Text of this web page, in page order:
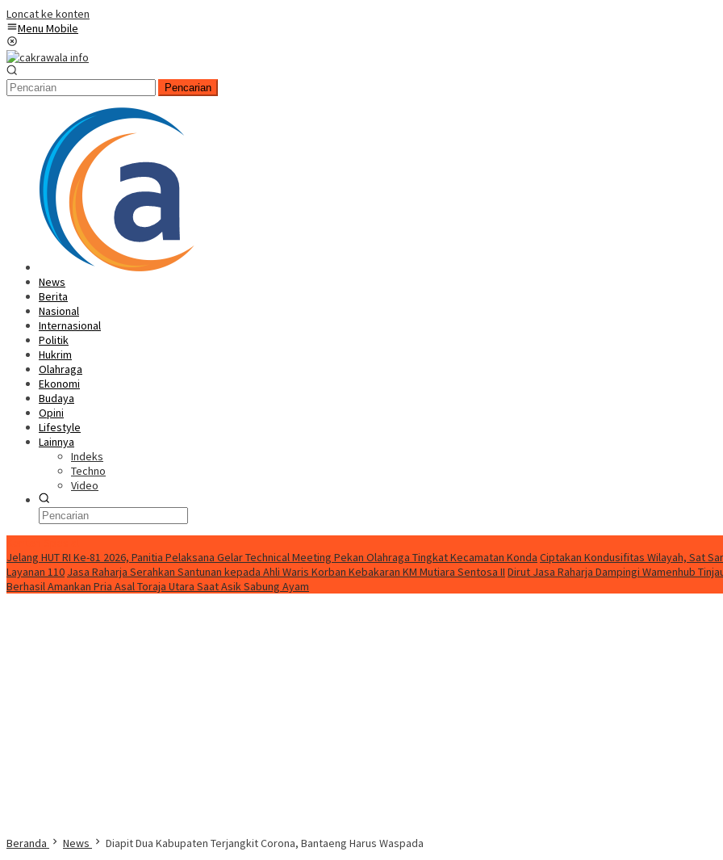
Loncat ke konten
Menu Mobile
Pencarian
News
Berita
Nasional
Internasional
Politik
Hukrim
Olahraga
Ekonomi
Budaya
Opini
Lifestyle
Lainnya
Indeks
Techno
Video
Jelang HUT RI Ke-81 2026, Panitia Pelaksana Gelar Technical Meeting Pekan Olahraga Tingkat Kecamatan Konda Ciptakan Kondusifitas Wilayah, Sat
Layanan 110 Jasa Raharja Serahkan Santunan kepada Ahli Waris Korban Kebakaran KM Mutiara Sentosa II Dirut Jasa Raharja Dampingi Wamenhub
Berhasil Amankan Pria Asal Toraja Utara Saat Asik Sabung Ayam
Beranda News Diapit Dua Kabupaten Terjangkit Corona, Bantaeng Harus Waspada